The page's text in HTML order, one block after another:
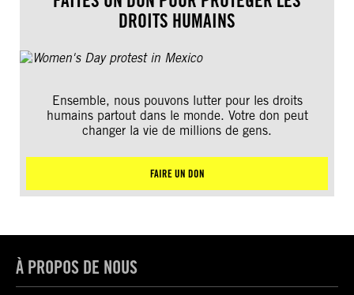
DROITS HUMAINS
Ensemble, nous pouvons lutter pour les droits
humains partout dans le monde. Votre don peut
changer la vie de millions de gens.
FAIRE UN DON
À PROPOS DE NOUS